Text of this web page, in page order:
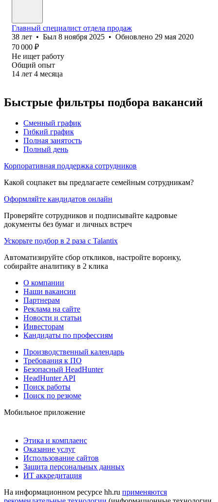
Главный специалист отдела продаж
38 лет • Был 8 ноября 2025 • Обновлено 29 мая 2020
70 000 ₽
Не ищет работу
Общий опыт
14 лет 4 месяца
Быстрые фильтры подбора вакансий
Сменный график
Гибкий график
Полная занятость
Полный день
Корпоративная поддержка сотрудников
Какой соцпакет вы предлагаете семейным сотрудникам?
Оформляйте кандидатов онлайн
Проверяйте сотрудников и подписывайте кадровые
документы без бумаг и личных встреч
Ускорьте подбор в 2 раза с Talantix
Автоматизируйте сбор откликов, настройте воронку,
собирайте аналитику в 2 клика
О компании
Наши вакансии
Партнерам
Реклама на сайте
Новости и статьи
Инвесторам
Кандидаты по профессиям
Производственный календарь
Требования к ПО
Безопасный HeadHunter
HeadHunter API
Поиск работы
Поиск по резюме
Мобильное приложение
Этика и комплаенс
Оказание услуг
Использование сайтов
Защита персональных данных
ИТ аккредитация
На информационном ресурсе hh.ru применяются